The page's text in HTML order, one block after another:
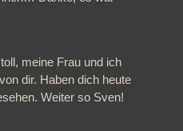
meine Frau und ich
dir. Haben dich heute
Weiter so Sven!